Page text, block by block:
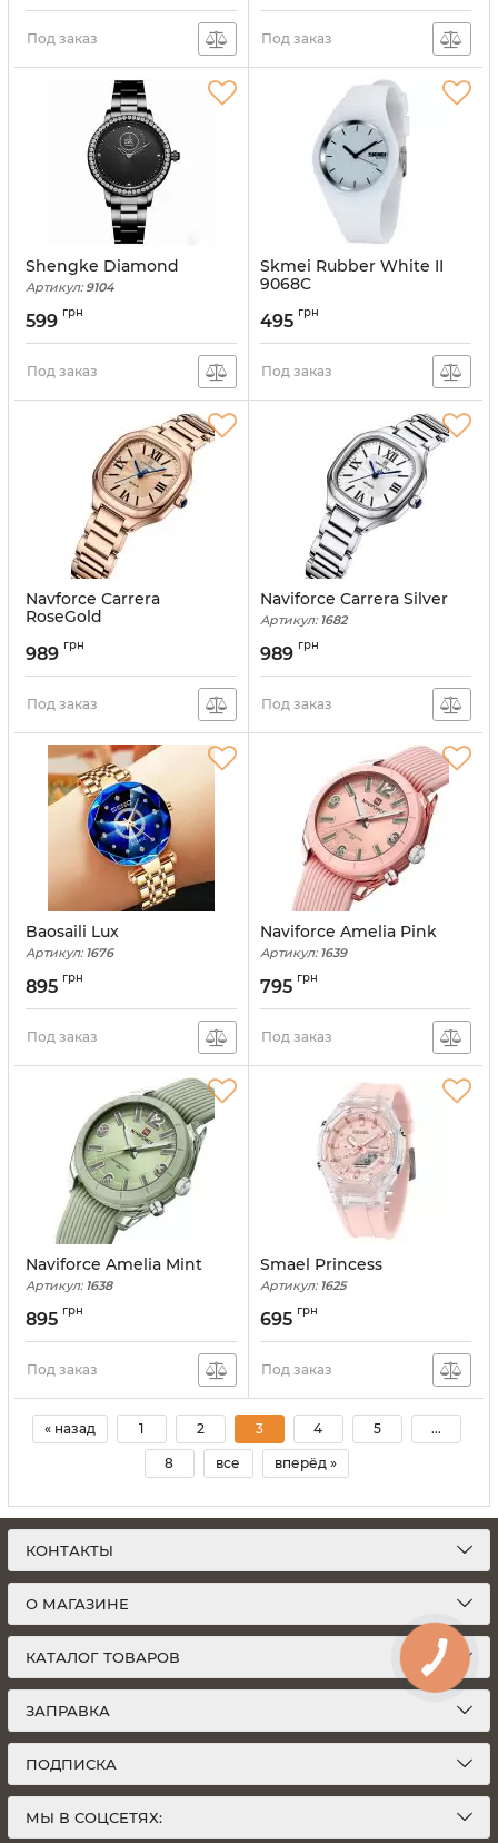
Под заказ Под заказ
Shengke Diamond
Артикул:9104
599 грн
Под заказ
Skmei Rubber White II
9068C
495 грн
Под заказ
Navforce Carrera
RoseGold
989 грн
Под заказ
Naviforce Carrera Silver
Артикул:1682
989 грн
Под заказ
Baosaili Lux
Артикул:1676
895 грн
Под заказ
Naviforce Amelia Pink
Артикул:1639
795 грн
Под заказ
Naviforce Amelia Mint
Артикул:1638
895 грн
Под заказ
Smael Princess
Артикул:1625
695 грн
Под заказ
« назад 1 2 3 4 5 ...
8 все вперёд »
КОНТАКТЫ
О МАГАЗИНЕ
КАТАЛОГ ТОВАРОВ
ЗАПРАВКА
ПОДПИСКА
МЫ В СОЦСЕТЯХ: